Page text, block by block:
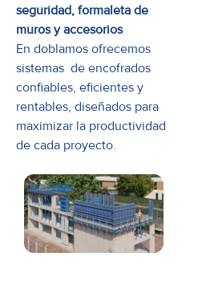
seguridad, formaleta de
muros y accesorios
En doblamos ofrecemos
sistemas de encofrados
confiables, eficientes y
rentables, diseñados para
maximizar la productividad
de cada proyecto.